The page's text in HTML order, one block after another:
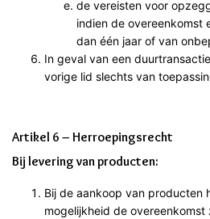
de vereisten voor
indien de overeenkomst
dan één jaar of van
In geval van een
vorige lid slechts van
Artikel 6 – Herroepingsrecht
Bij levering van producten:
Bij de aankoop van producten
mogelijkheid de